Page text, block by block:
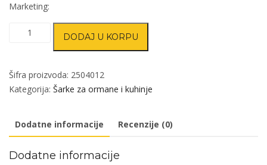
Marketing:
Prihvatnik
količina
DODAJ U KORPU
Šifra proizvoda: 2504012
Kategorija: Šarke za ormane i kuhinje
Dodatne informacije Recenzije (0)
Dodatne informacije